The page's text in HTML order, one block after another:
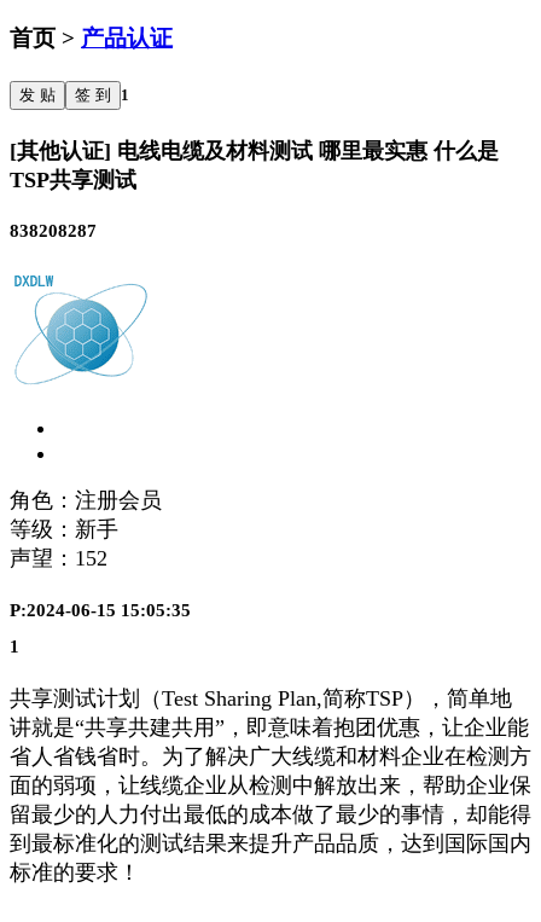
首页 > 产品认证
发 贴 签 到 1
[其他认证] 电线电缆及材料测试 哪里最实惠 什么是
TSP共享测试
838208287
角色：注册会员
等级：新手
声望： 152
P:2024-06-15 15:05:35
1
共享测试计划（Test Sharing Plan,简称TSP），简单地
讲就是“共享共建共用”，即意味着抱团优惠，让企业能
省人省钱省时。为了解决广大线缆和材料企业在检测方
面的弱项，让线缆企业从检测中解放出来，帮助企业保
留最少的人力付出最低的成本做了最少的事情，却能得
到最标准化的测试结果来提升产品品质，达到国际国内
标准的要求！